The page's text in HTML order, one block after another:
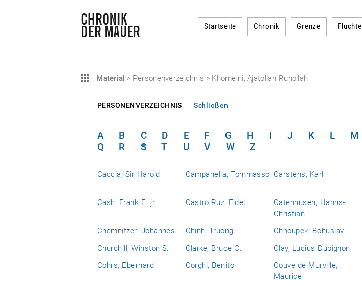
Startseite Chronik Grenze
Material > Personenverzeichnis > Khomeini, Ajatollah Ruhollah
PERSONENVERZEICHNIS Schließen
A B C D E F G H I J K L M
Q
R S T U V W Z
Caccia, Sir Harold Campanella, Tommasso Carstens, Karl
Cash, Frank E. jr.
Castro Ruz, Fidel
Catenhusen, Hanns-
Christian
Chemnitzer, Johannes Chinh, Truong Chnoupek, Bohuslav
Churchill, Winston S.
Clarke, Bruce C. Clay, Lucius Dubignon
Cohrs, Eberhard
Corghi, Benito
Couve de Murville,
Maurice